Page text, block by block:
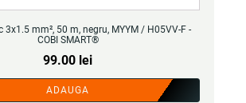
3x1.5 mm², 50 m, negru, MYYM / H05VV-F -
COBI SMART®
99.00 lei
ADAUGA